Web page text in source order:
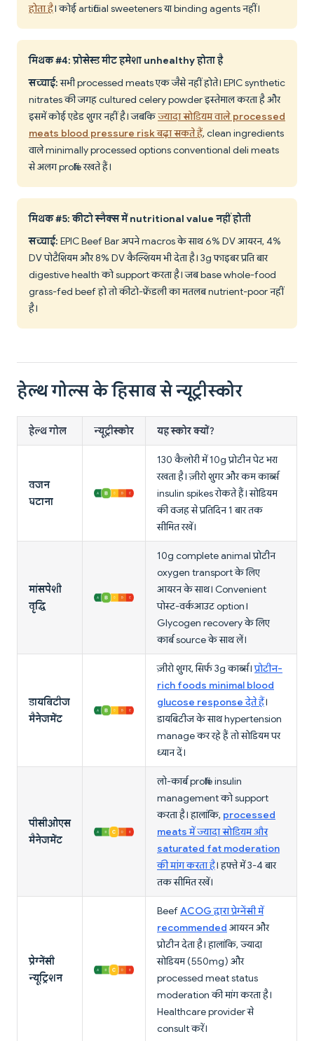
होता है। कोई artificial sweeteners या binding agents नहीं।
मिथक #4: प्रोसेस्ड मीट हमेशा unhealthy होता है
सच्चाई:सभी processed meats एक जैसे नहीं होते। EPIC synthetic
nitrates की जगह cultured celery powder इस्तेमाल करता है और
इसमें कोई एडेड शुगर नहीं है। जबकिज्यादा सोडियम वाले processed
meats blood pressure risk बढ़ा सकते हैं, clean ingredients
वाले minimally processed options conventional deli meats
से अलग profile रखते हैं।
मिथक #5: कीटो स्नैक्स में nutritional value नहीं होती
सच्चाई: EPIC Beef Bar अपने macros के साथ 6% DV आयरन, 4%
DV पोटैशियम और 8% DV कैल्शियम भी देता है। 3g फाइबर प्रति बार
digestive health को support करता है। जब base whole-food
grass-fed beef हो तो कीटो-फ्रेंडली का मतलब nutrient-poor नहीं
है।
हेल्थ गोल्स के हिसाब से न्यूट्रीस्कोर
हेल्थ गोल न्यूट्रीस्कोर यह स्कोर क्यों?
वजन
घटाना
130 कैलोरी में 10g प्रोटीन पेट भरा
रखता है। ज़ीरो शुगर और कम कार्ब्स
insulin spikes रोकते हैं। सोडियम
की वजह से प्रतिदिन 1 बार तक
सीमित रखें।
मांसपेशी
वृद्धि
10g complete animal प्रोटीन
oxygen transport के लिए
आयरन के साथ। Convenient
पोस्ट-वर्कआउट option।
Glycogen recovery के लिए
कार्ब source के साथ लें।
डायबिटीज
मैनेजमेंट
ज़ीरो शुगर, सिर्फ 3g कार्ब्स।प्रोटीन-
rich foods minimal blood
glucose response देते हैं।
डायबिटीज के साथ hypertension
manage कर रहे हैं तो सोडियम पर
ध्यान दें।
पीसीओएस
मैनेजमेंट
लो-कार्ब profile insulin
management को support
करता है। हालांकि, processed
meats में ज्यादा सोडियम और
saturated fat moderation
की मांग करता है। हफ्ते में 3-4 बार
तक सीमित रखें।
प्रेग्नेंसी
न्यूट्रिशन
BeefACOG द्वारा प्रेग्नेंसी में
recommended आयरन और
प्रोटीन देता है। हालांकि, ज्यादा
सोडियम (550mg) और
processed meat status
moderation की मांग करता है।
Healthcare provider से
consult करें।